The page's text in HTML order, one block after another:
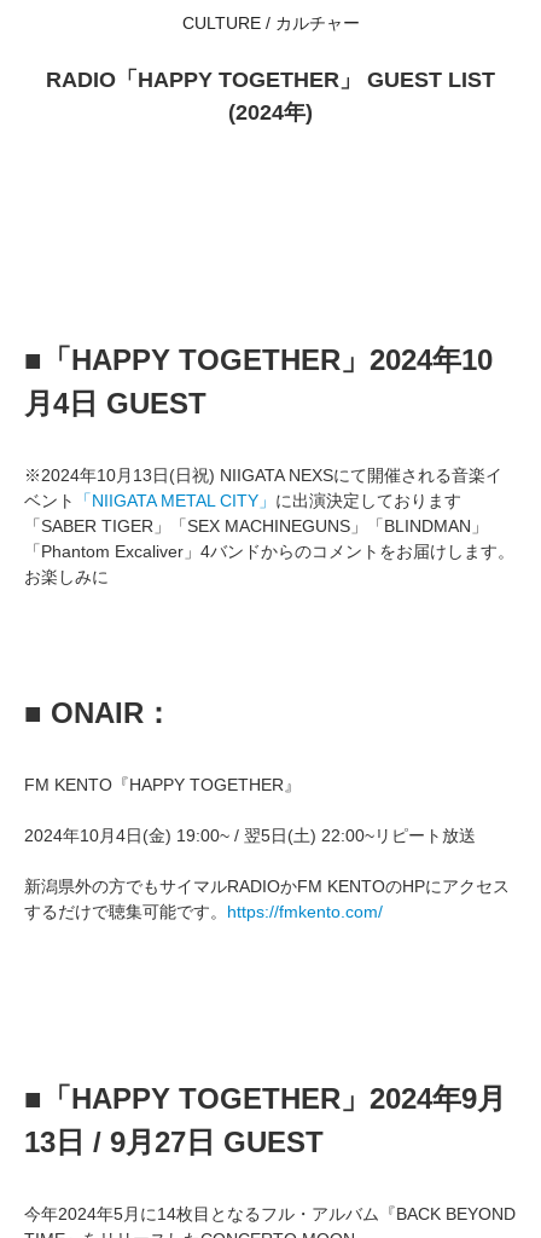
CULTURE / カルチャー
RADIO「HAPPY TOGETHER」 GUEST LIST
(2024年)
■「HAPPY TOGETHER」2024年10
月4日 GUEST
※2024年10月13日(日祝) NIIGATA NEXSにて開催される音楽イ
ベント
「NIIGATA METAL CITY」 に出演決定しております
「SABER TIGER」「SEX MACHINEGUNS」「BLINDMAN」
「Phantom Excaliver」4バンドからのコメントをお届けします。
お楽しみに
■ ONAIR：
FM KENTO『HAPPY TOGETHER』
2024年10月4日(金) 19:00~ / 翌5日(土) 22:00~リピート放送
新潟県外の方でもサイマルRADIOかFM KENTOのHPにアクセス
するだけで聴集可能です。 https://fmkento.com/
■「HAPPY TOGETHER」2024年9月
13日 / 9月27日 GUEST
今年2024年5月に14枚目となるフル・アルバム『BACK BEYOND